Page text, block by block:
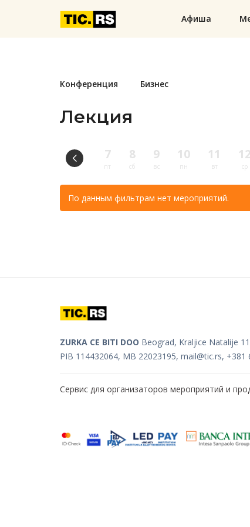
Афиша
Конференция Бизнес
Лекция
7
пт
8
сб
9
вс
10
пн
11
вт ср
По данным фильтрам нет мероприятий.
ZURKA CE BITI DOO Beograd, Kraljice Natalije 11
PIB 114432064, MB 22023195, mail@tic.rs, +381
Сервис для организаторов мероприятий и